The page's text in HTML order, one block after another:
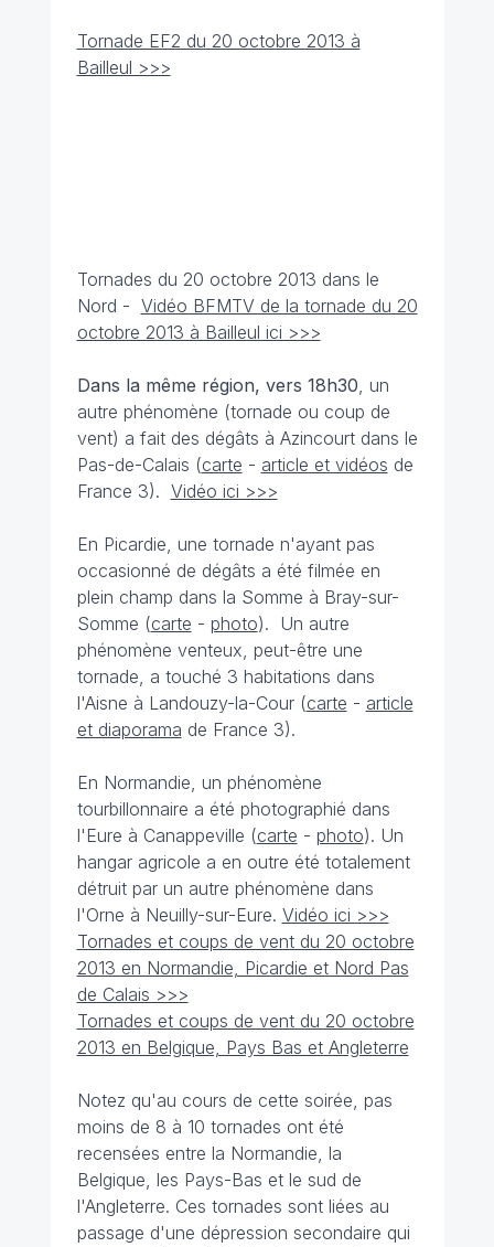
Tornade EF2 du 20 octobre 2013 à
Bailleul >>>
Tornades du 20 octobre 2013 dans le
Nord - Vidéo BFMTV de la tornade du 20
octobre 2013 à Bailleul ici >>>
Dans la même région, vers 18h30, un
autre phénomène (tornade ou coup de
vent) a fait des dégâts à Azincourt dans le
Pas-de-Calais (carte - article et vidéos de
France 3). Vidéo ici >>>
En Picardie, une tornade n'ayant pas
occasionné de dégâts a été filmée en
plein champ dans la Somme à Bray-sur-
Somme (carte - photo). Un autre
phénomène venteux, peut-être une
tornade, a touché 3 habitations dans
l'Aisne à Landouzy-la-Cour (carte - article
et diaporama de France 3).
En Normandie, un phénomène
tourbillonnaire a été photographié dans
l'Eure à Canappeville (carte - photo). Un
hangar agricole a en outre été totalement
détruit par un autre phénomène dans
l'Orne à Neuilly-sur-Eure. Vidéo ici >>>
Tornades et coups de vent du 20 octobre
2013 en Normandie, Picardie et Nord Pas
de Calais >>>
Tornades et coups de vent du 20 octobre
2013 en Belgique, Pays Bas et Angleterre
Notez qu'au cours de cette soirée, pas
moins de 8 à 10 tornades ont été
recensées entre la Normandie, la
Belgique, les Pays-Bas et le sud de
l'Angleterre. Ces tornades sont liées au
passage d'une dépression secondaire qui